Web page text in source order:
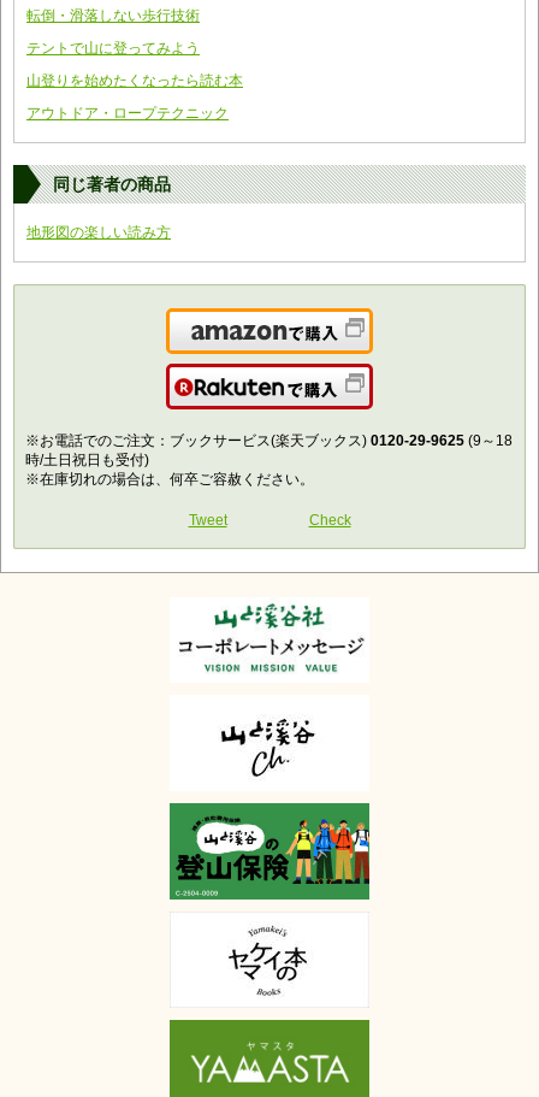
転倒・滑落しない歩行技術
テントで山に登ってみよう
山登りを始めたくなったら読む本
アウトドア・ロープテクニック
同じ著者の商品
地形図の楽しい読み方
Amazonで購入
楽天で購入
※お電話でのご注文：ブックサービス(楽天ブックス) 0120-29-9625 (9～18
時/土日祝日も受付)
※在庫切れの場合は、何卒ご容赦ください。
Tweet Check